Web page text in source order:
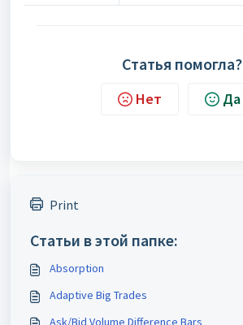
Статья помогла?
Нет Да
Print
Статьи в этой папке:
Absorption
Adaptive Big Trades
Ask/Bid Volume Difference Bars